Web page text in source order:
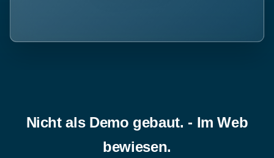
Nicht als Demo gebaut. - Im Web
bewiesen.